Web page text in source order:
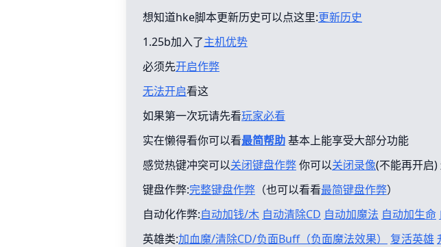
想知道hke脚本更新历史可以点这里:更新历史
1.25b加入了主机优势
必须先开启作弊
无法开启看这
如果第一次玩请先看玩家必看
实在懒得看你可以看最简帮助基本上能享受大部分功能
感觉热键冲突可以关闭键盘作弊你可以关闭录像(不能再开启)
键盘作弊:完整键盘作弊 （也可以看看最简键盘作弊）
自动化作弊:自动加钱/木 自动清除CD 自动加魔法 自动加生命
英雄类:加血魔/清除CD/负面Buff（负面魔法效果） 复活英雄